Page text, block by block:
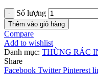
Số lượng
Thêm vào giỏ hàng
Compare
Add to wishlist
Danh mục: THÙNG RÁC
Share
Facebook Twitter Pinterest